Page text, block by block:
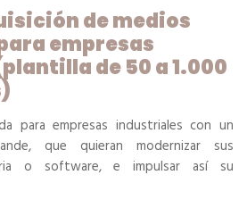
de medios
empresas
de 50 a 1.000
para empresas industriales con un
que quieran modernizar sus
o software, e impulsar así su